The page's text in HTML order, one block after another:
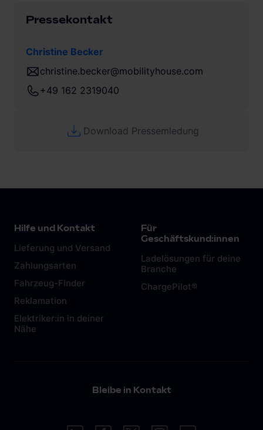
Pressekontakt
Christine Becker
christine.becker@mobilityhouse.com
+49 162 2319040
Download Pressemledung
Hilfe und Kontakt
Lieferung und Versand
Zahlungsarten
Fahrzeug-Finder
Reklamation
Elektriker:in in deiner
Nähe
Für
Geschäftskund:innen
Ladelösungen für deine
Branche
ChargePilot®
Bleibe in Kontakt